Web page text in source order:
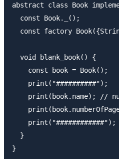
abstract class Book
  const Book._();
const factory
  void blank_book() {
    const book = Book();
    print("##########");
print(book.name); //
    print("############");
  }